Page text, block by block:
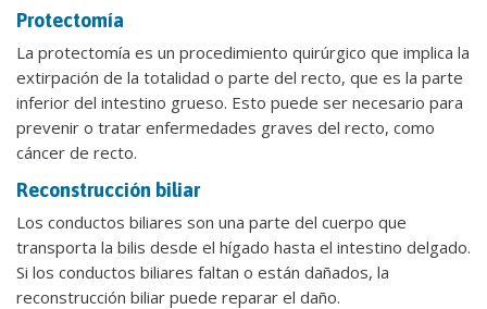
Protectomía
La protectomía es un procedimiento quirúrgico que implica la
extirpación de la totalidad o parte del recto, que es la parte
inferior del intestino grueso. Esto puede ser necesario para
prevenir o tratar enfermedades graves del recto, como
cáncer de recto.
Reconstrucción biliar
Los conductos biliares son una parte del cuerpo que
transporta la bilis desde el hígado hasta el intestino delgado.
Si los conductos biliares faltan o están dañados, la
reconstrucción biliar puede reparar el daño.